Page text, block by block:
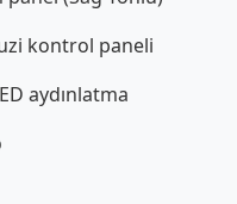
kontrol paneli
aydınlatma